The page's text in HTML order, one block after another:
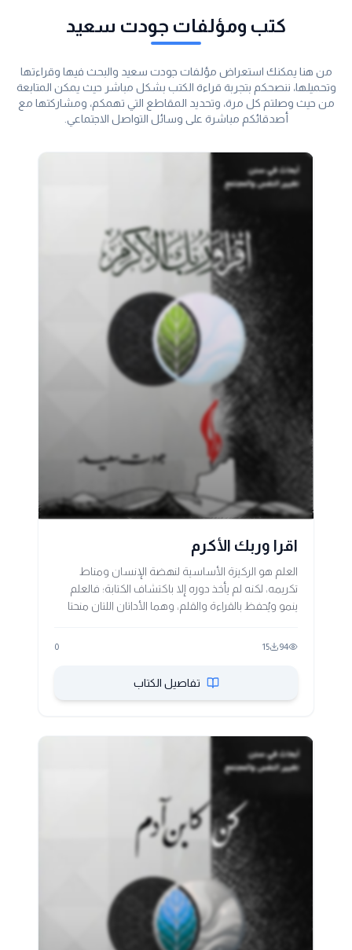
كتب ومؤلفات جودت سعيد
من هنا يمكنك استعراض مؤلفات جودت سعيد والبحث فيها وقراءتها
وتحميلها، ننصحكم بتجربة قراءة الكتب بشكل مباشر حيث يمكن المتابعة
من حيث وصلتم كل مرة، وتحديد المقاطع التي تهمكم، ومشاركتها مع
أصدقائكم مباشرة على وسائل التواصل الاجتماعي.
اقرا وربك الأكرم
العلم هو الركيزة الأساسية لنهضة الإنسان ومناط
تكريمه، لكنه لم يأخذ دوره إلا باكتشاف الكتابة؛ فالعلم
ينمو ويُحفظ بالقراءة والقلم، وهما الأداتان اللتان منحتا
أصحابها. يؤكد المؤلف أن العلم هو الأداة الفعالة الوحيدة
الإنسانية دون تدمير، لأن الإنسان قليل العلم الذي تعييه
الحيل وتنعدم أمامه الخيارات هو من يلجأ دائماً للهدم
ولي حميم.
94
15
0
تفاصيل الكتاب